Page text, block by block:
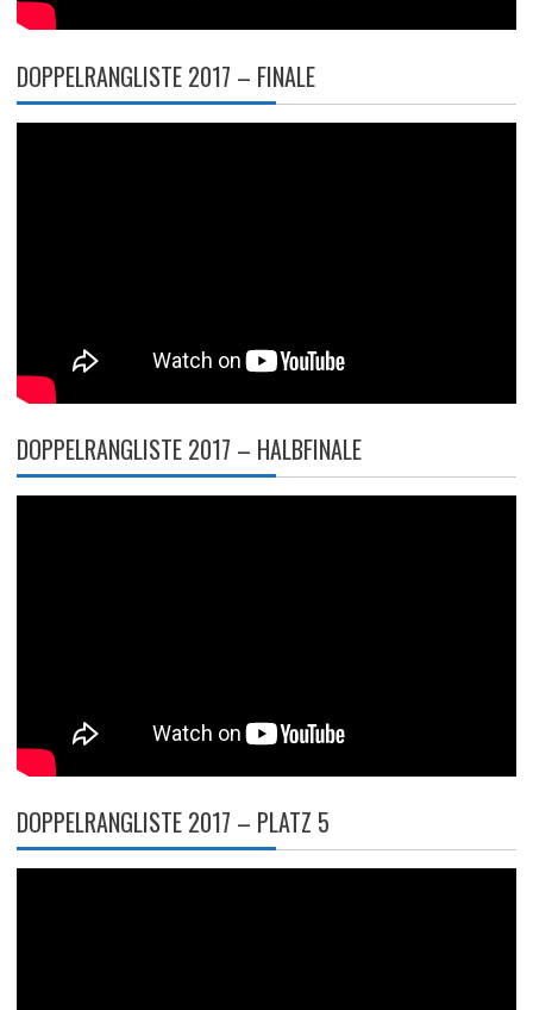
DOPPELRANGLISTE 2017 – FINALE
DOPPELRANGLISTE 2017 – HALBFINALE
DOPPELRANGLISTE 2017 – PLATZ 5